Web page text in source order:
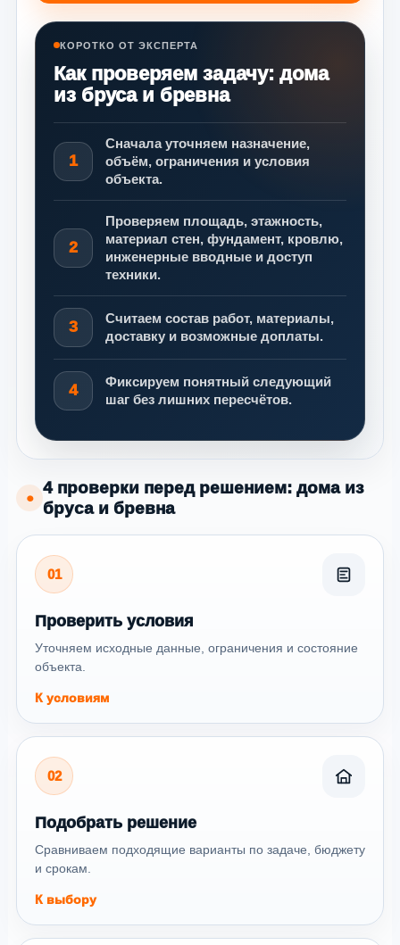
КОРОТКО ОТ ЭКСПЕРТА
Как проверяем задачу: дома
из бруса и бревна
1
Сначала уточняем назначение,
объём, ограничения и условия
объекта.
2
Проверяем площадь, этажность,
материал стен, фундамент, кровлю,
инженерные вводные и доступ
техники.
3
Считаем состав работ, материалы,
доставку и возможные доплаты.
4
Фиксируем понятный следующий
шаг без лишних пересчётов.
●
4 проверки перед решением: дома из
бруса и бревна
01
Проверить условия
Уточняем исходные данные, ограничения и состояние
объекта.
К условиям
02
Подобрать решение
Сравниваем подходящие варианты по задаче, бюджету
и срокам.
К выбору